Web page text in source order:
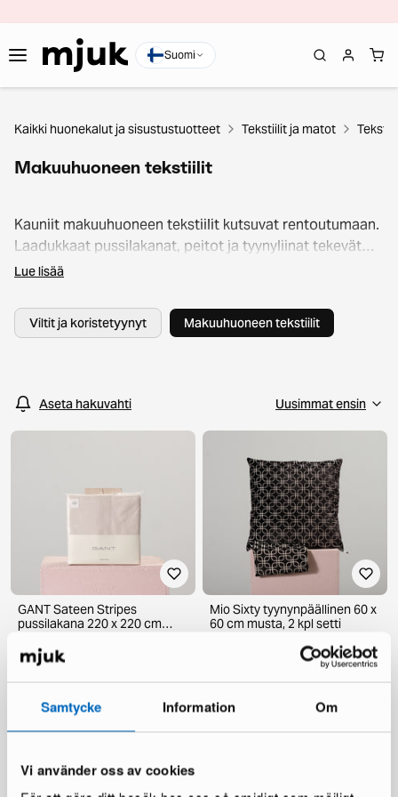
Samtycke Information Om
Vi använder oss av cookies
Suomi
Kaikki huonekalut ja sisustustuotteet Tekstiilit ja matot
Makuuhuoneen tekstiilit
Kauniit makuuhuoneen tekstiilit kutsuvat rentoutumaan.
Laadukkaat pussilakanat, peitot ja tyynyliinat tekevät
nukkumisesta miellyttävämpää ja viimeistelevät sängyn
yhtenäisyyttä ja tyyliä. Mjukin valikoimasta löydät
tekstiilit, joilla luot makuuhuoneestasi rauhallisen
Lue lisää
Viltit ja koristetyynyt Makuuhuoneen tekstiilit
Aseta hakuvahti
GANT Sateen Stripes
pussilakana 220 x 220 cm
159 € 240 €
Mio Sixty tyynynpäällinen 60 x
60 cm musta, 2 kpl setti